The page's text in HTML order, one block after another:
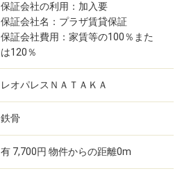
保証会社の利用：加入要
保証会社名：プラザ賃貸保証
保証会社費用：家賃等の100％また
は120％
レオパレスＮＡＴＡＫＡ
鉄骨
有 7,700円 物件からの距離0m